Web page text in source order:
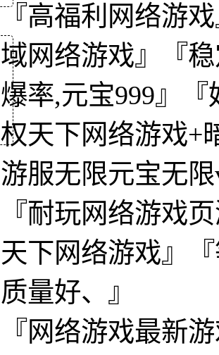
『高福利网络游
域网络游戏』『
爆率,元宝999』
权天下网络游戏+
游服无限元宝无
『耐玩网络游戏
天下网络游戏』
质量好、』
『网络游戏最新